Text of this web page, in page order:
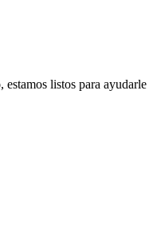
listos para ayudarle